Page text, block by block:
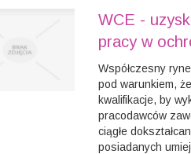
WCE -
pracy w
Współczesny
pod warunkiem,
kwalifikacje, by
pracodawców
ciągłe
posiadanych